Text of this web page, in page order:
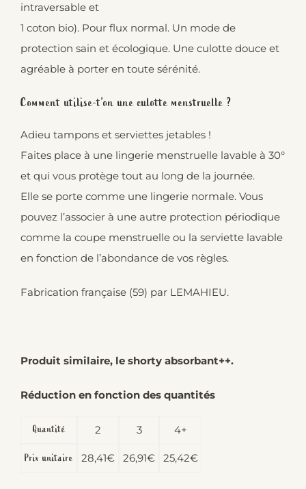
intraversable et
1 coton bio). Pour flux normal. Un mode de
protection sain et écologique. Une culotte douce et
agréable à porter en toute sérénité.
Comment utilise-t’on une culotte menstruelle ?
Adieu tampons et serviettes jetables !
Faites place à une lingerie menstruelle lavable à 30°
et qui vous protège tout au long de la journée.
Elle se porte comme une lingerie normale. Vous
pouvez l’associer à une autre protection périodique
comme la coupe menstruelle ou la serviette lavable
en fonction de l’abondance de vos règles.
Fabrication française (59) par LEMAHIEU.
Produit similaire, le shorty absorbant++.
Réduction en fonction des quantités
Quantité 2 3 4+
Prix unitaire 28,41€ 26,91€ 25,42€